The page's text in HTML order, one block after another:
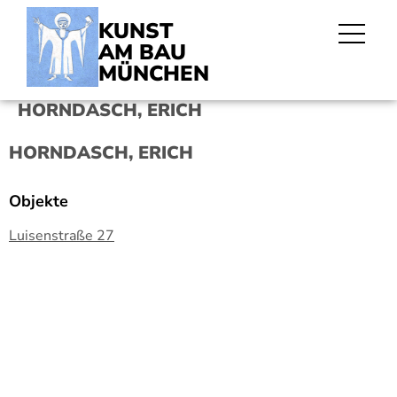
KUNST
AM BAU
MÜNCHEN
HORNDASCH, ERICH
HORNDASCH, ERICH
Objekte
Luisenstraße 27